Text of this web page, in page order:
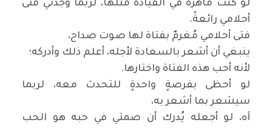
لو كُنت ماهرةَ في القيادة مثلها، لربما وجدَني فتى
أحلامي رائعةً.
فتى أحلامي مُغرمٌ بفتاة لها صوت صداح،
ينبغي أن أشعر بالسعادة لأجله، أعلم ذلك وأدركه؛
لأنه أحب هذه الفتاة واختارها.
لو أحظى بفرصةٍ واحدةٍ للتحدث معه، لربما
سيشعر بما أشعر به،
آه، لو أجعله يُدرك أن صمتي في حبه هو الحب